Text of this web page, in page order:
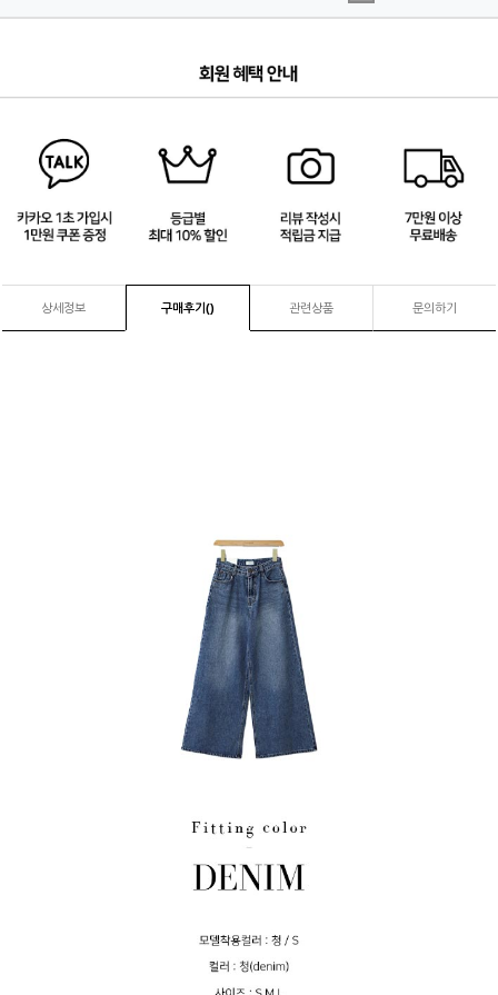
상세정보 구매후기() 관련상품 문의하기